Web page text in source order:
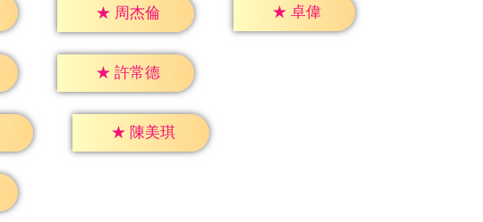
★ 周杰倫 ★ 卓偉
★ 許常德
★ 陳美琪